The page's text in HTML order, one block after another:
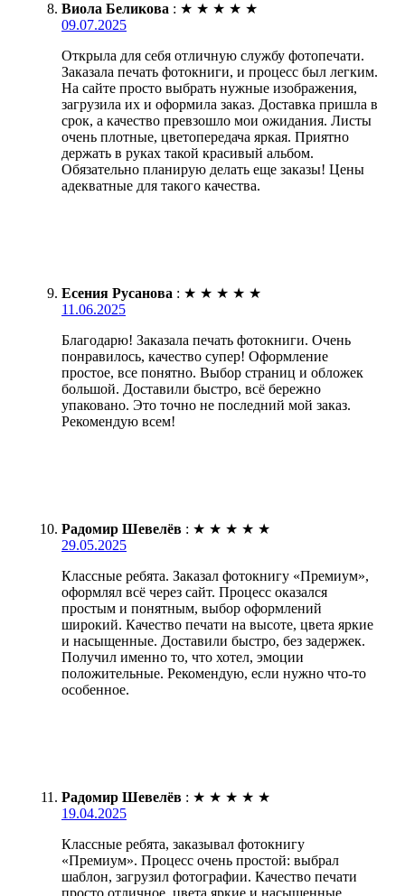
Виола Беликова : ★ ★ ★ ★ ★
09.07.2025
Открыла для себя отличную службу фотопечати.
Заказала печать фотокниги, и процесс был легким.
На сайте просто выбрать нужные изображения,
загрузила их и оформила заказ. Доставка пришла в
срок, а качество превзошло мои ожидания. Листы
очень плотные, цветопередача яркая. Приятно
держать в руках такой красивый альбом.
Обязательно планирую делать еще заказы! Цены
адекватные для такого качества.
Есения Русанова : ★ ★ ★ ★ ★
11.06.2025
Благодарю! Заказала печать фотокниги. Очень
понравилось, качество супер! Оформление
простое, все понятно. Выбор страниц и обложек
большой. Доставили быстро, всё бережно
упаковано. Это точно не последний мой заказ.
Рекомендую всем!
Радомир Шевелёв : ★ ★ ★ ★ ★
29.05.2025
Классные ребята. Заказал фотокнигу «Премиум»,
оформлял всё через сайт. Процесс оказался
простым и понятным, выбор оформлений
широкий. Качество печати на высоте, цвета яркие
и насыщенные. Доставили быстро, без задержек.
Получил именно то, что хотел, эмоции
положительные. Рекомендую, если нужно что-то
особенное.
Радомир Шевелёв : ★ ★ ★ ★ ★
19.04.2025
Классные ребята, заказывал фотокнигу
«Премиум». Процесс очень простой: выбрал
шаблон, загрузил фотографии. Качество печати